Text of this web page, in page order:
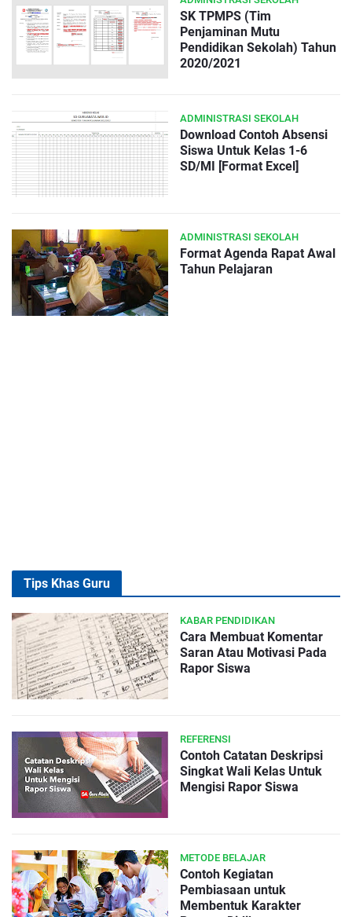
SK TPMPS (Tim
Penjaminan Mutu
Pendidikan Sekolah) Tahun
2020/2021
ADMINISTRASI SEKOLAH
Download Contoh Absensi
Siswa Untuk Kelas 1-6
SD/MI [Format Excel]
ADMINISTRASI SEKOLAH
Format Agenda Rapat Awal
Tahun Pelajaran
Tips Khas Guru
KABAR PENDIDIKAN
Cara Membuat Komentar
Saran Atau Motivasi Pada
Rapor Siswa
REFERENSI
Contoh Catatan Deskripsi
Singkat Wali Kelas Untuk
Mengisi Rapor Siswa
METODE BELAJAR
Contoh Kegiatan
Pembiasaan untuk
Membentuk Karakter